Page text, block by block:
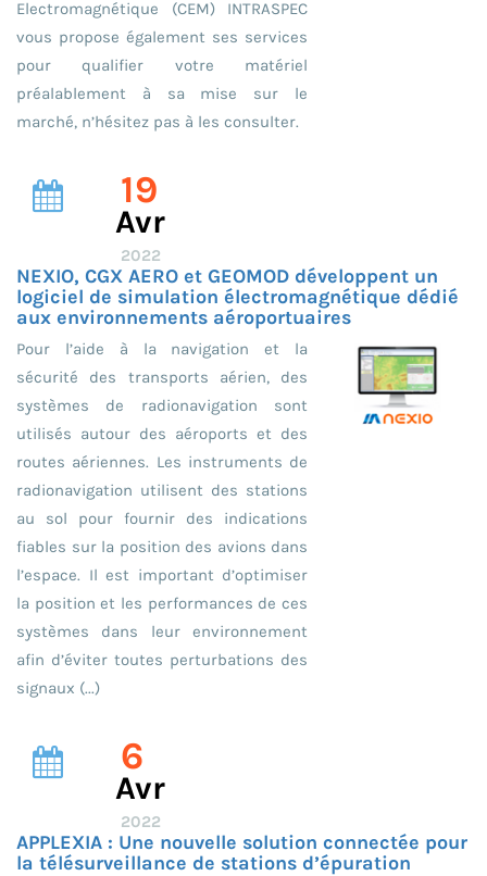
Electromagnétique (CEM) INTRASPEC
vous propose également ses services
pour qualifier votre matériel
préalablement à sa mise sur le
marché, n’hésitez pas à les consulter.
19
Avr
2022
NEXIO, CGX AERO et GEOMOD développent un
logiciel de simulation électromagnétique dédié
aux environnements aéroportuaires
Pour l’aide à la navigation et la
sécurité des transports aérien, des
systèmes de radionavigation sont
utilisés autour des aéroports et des
routes aériennes. Les instruments de
radionavigation utilisent des stations
au sol pour fournir des indications
fiables sur la position des avions dans
l’espace. Il est important d’optimiser
la position et les performances de ces
systèmes dans leur environnement
afin d’éviter toutes perturbations des
signaux (...)
6
Avr
2022
APPLEXIA : Une nouvelle solution connectée pour
la télésurveillance de stations d’épuration